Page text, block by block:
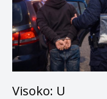
Visoko: U